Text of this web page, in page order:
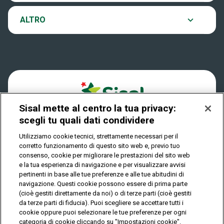
VinciCasa
Play Your Date
Verifica vincite
ALTRO
Notifiche
Privacy
IL GIOCO È VIETATO AI MINORI E PUÒ CAUSARE
DIPENDENZA PATOLOGICA
© Copyright Sisal Italia S.p.A. - P.I. 02433760135
Privacy Cookies
Mappa
del
Sisal mette al centro la tua privacy:
scegli tu quali dati condividere
Utilizziamo cookie tecnici, strettamente necessari per il
corretto funzionamento di questo sito web e, previo tuo
consenso, cookie per migliorare le prestazioni del sito web
e la tua esperienza di navigazione e per visualizzare avvisi
pertinenti in base alle tue preferenze e alle tue abitudini di
navigazione. Questi cookie possono essere di prima parte
(cioè gestiti direttamente da noi) o di terze parti (cioè gestiti
da terze parti di fiducia). Puoi scegliere se accettare tutti i
cookie oppure puoi selezionare le tue preferenze per ogni
categoria di cookie cliccando su "Impostazioni cookie".